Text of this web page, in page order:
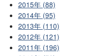
2015年 (88)
2014年 (95)
2013年 (110)
2012年 (121)
2011年 (196)